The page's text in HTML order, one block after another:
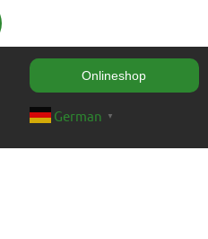
Inhalt
springen
Onlineshop
German ▼